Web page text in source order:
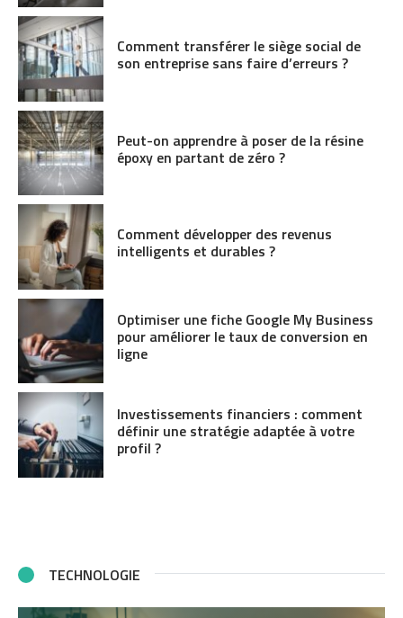
Comment transférer le siège social de
son entreprise sans faire d’erreurs ?
Peut-on apprendre à poser de la résine
époxy en partant de zéro ?
Comment développer des revenus
intelligents et durables ?
Optimiser une fiche Google My Business
pour améliorer le taux de conversion en
ligne
Investissements financiers : comment
définir une stratégie adaptée à votre
profil ?
TECHNOLOGIE